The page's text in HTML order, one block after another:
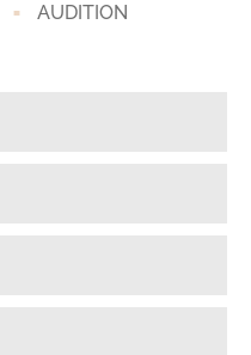
AUDITION